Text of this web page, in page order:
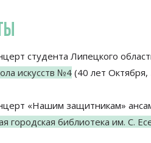
студента Липецкого
искусств №4 (40 лет Октября,
«Нашим защитникам»
городская библиотека им. С.